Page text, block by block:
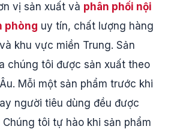
vị sản xuất và phân phối nội
phòng uy tín, chất lượng hàng
khu vực miền Trung. Sản
chúng tôi được sản xuất theo
Mỗi một sản phẩm trước khi
người tiêu dùng đều được
tôi tự hào khi sản phẩm